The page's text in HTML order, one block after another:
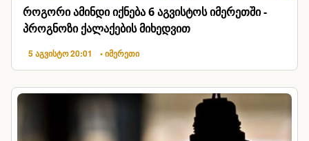
როგორი ამინდი იქნება 6 აგვისტოს იმერეთში -
პროგნოზი ქალაქების მიხედვით
5 აგვისტო 20:01 • იმერეთი